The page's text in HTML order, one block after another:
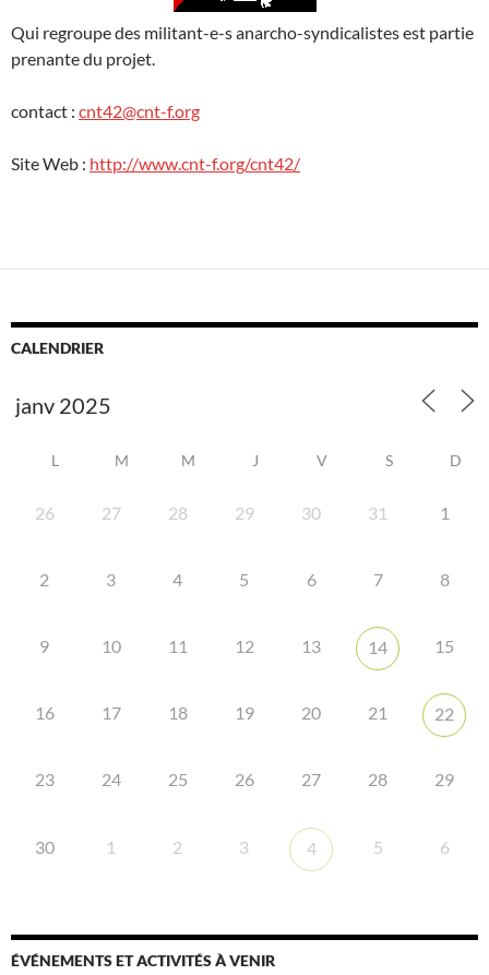
Qui regroupe des militant-e-s anarcho-syndicalistes est partie
prenante du projet.
contact : cnt42@cnt-f.org
Site Web : http://www.cnt-f.org/cnt42/
CALENDRIER
L M M J V S D
26 27 28 29 30 31 1
2 3 4 5 6 7 8
9 10 11 12 13 14 15
16 17 18 19 20 21 22
23 24 25 26 27 28 29
30 1 2 3 4 5 6
ÉVÉNEMENTS ET ACTIVITÉS À VENIR